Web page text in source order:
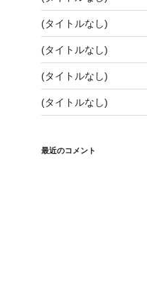
(タイトルなし)
(タイトルなし)
(タイトルなし)
(タイトルなし)
最近のコメント